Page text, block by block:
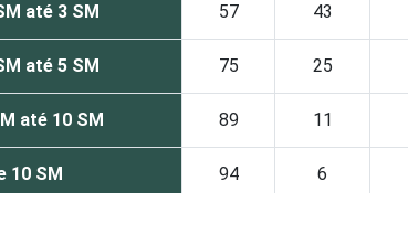
até 3 SM 57 43
até 5 SM 75 25
até 10 SM 89 11
10 SM 94 6